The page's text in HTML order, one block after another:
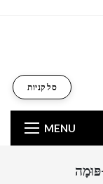
MENU
סל קניות